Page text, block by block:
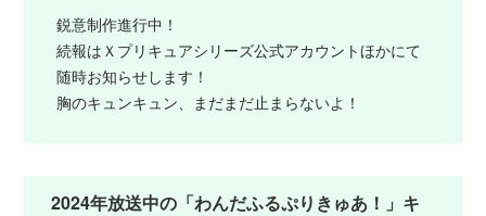
鋭意制作進行中！
続報はＸプリキュアシリーズ公式アカウントほかにて
随時お知らせします！
胸のキュンキュン、まだまだ止まらないよ！
2024年放送中の「わんだふるぷりきゅあ！」キ